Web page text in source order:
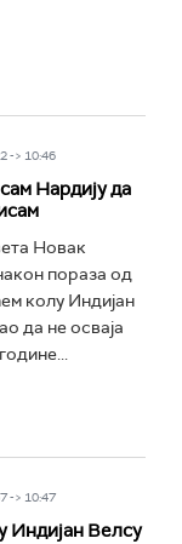
-> 10:46
Нардију да
Новак
пораза од
колу Индијан
да не осваја
-> 10:47
Индијан Велсу